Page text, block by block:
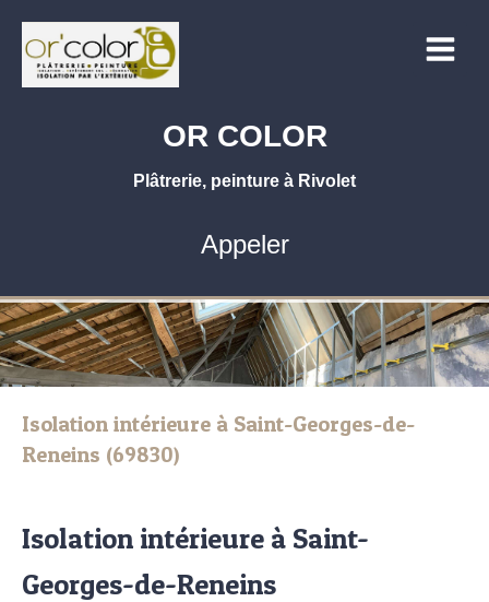
OR COLOR
Plâtrerie, peinture à Rivolet
Appeler
Isolation intérieure à Saint-Georges-de-
Reneins (69830)
Isolation intérieure à Saint-
Georges-de-Reneins